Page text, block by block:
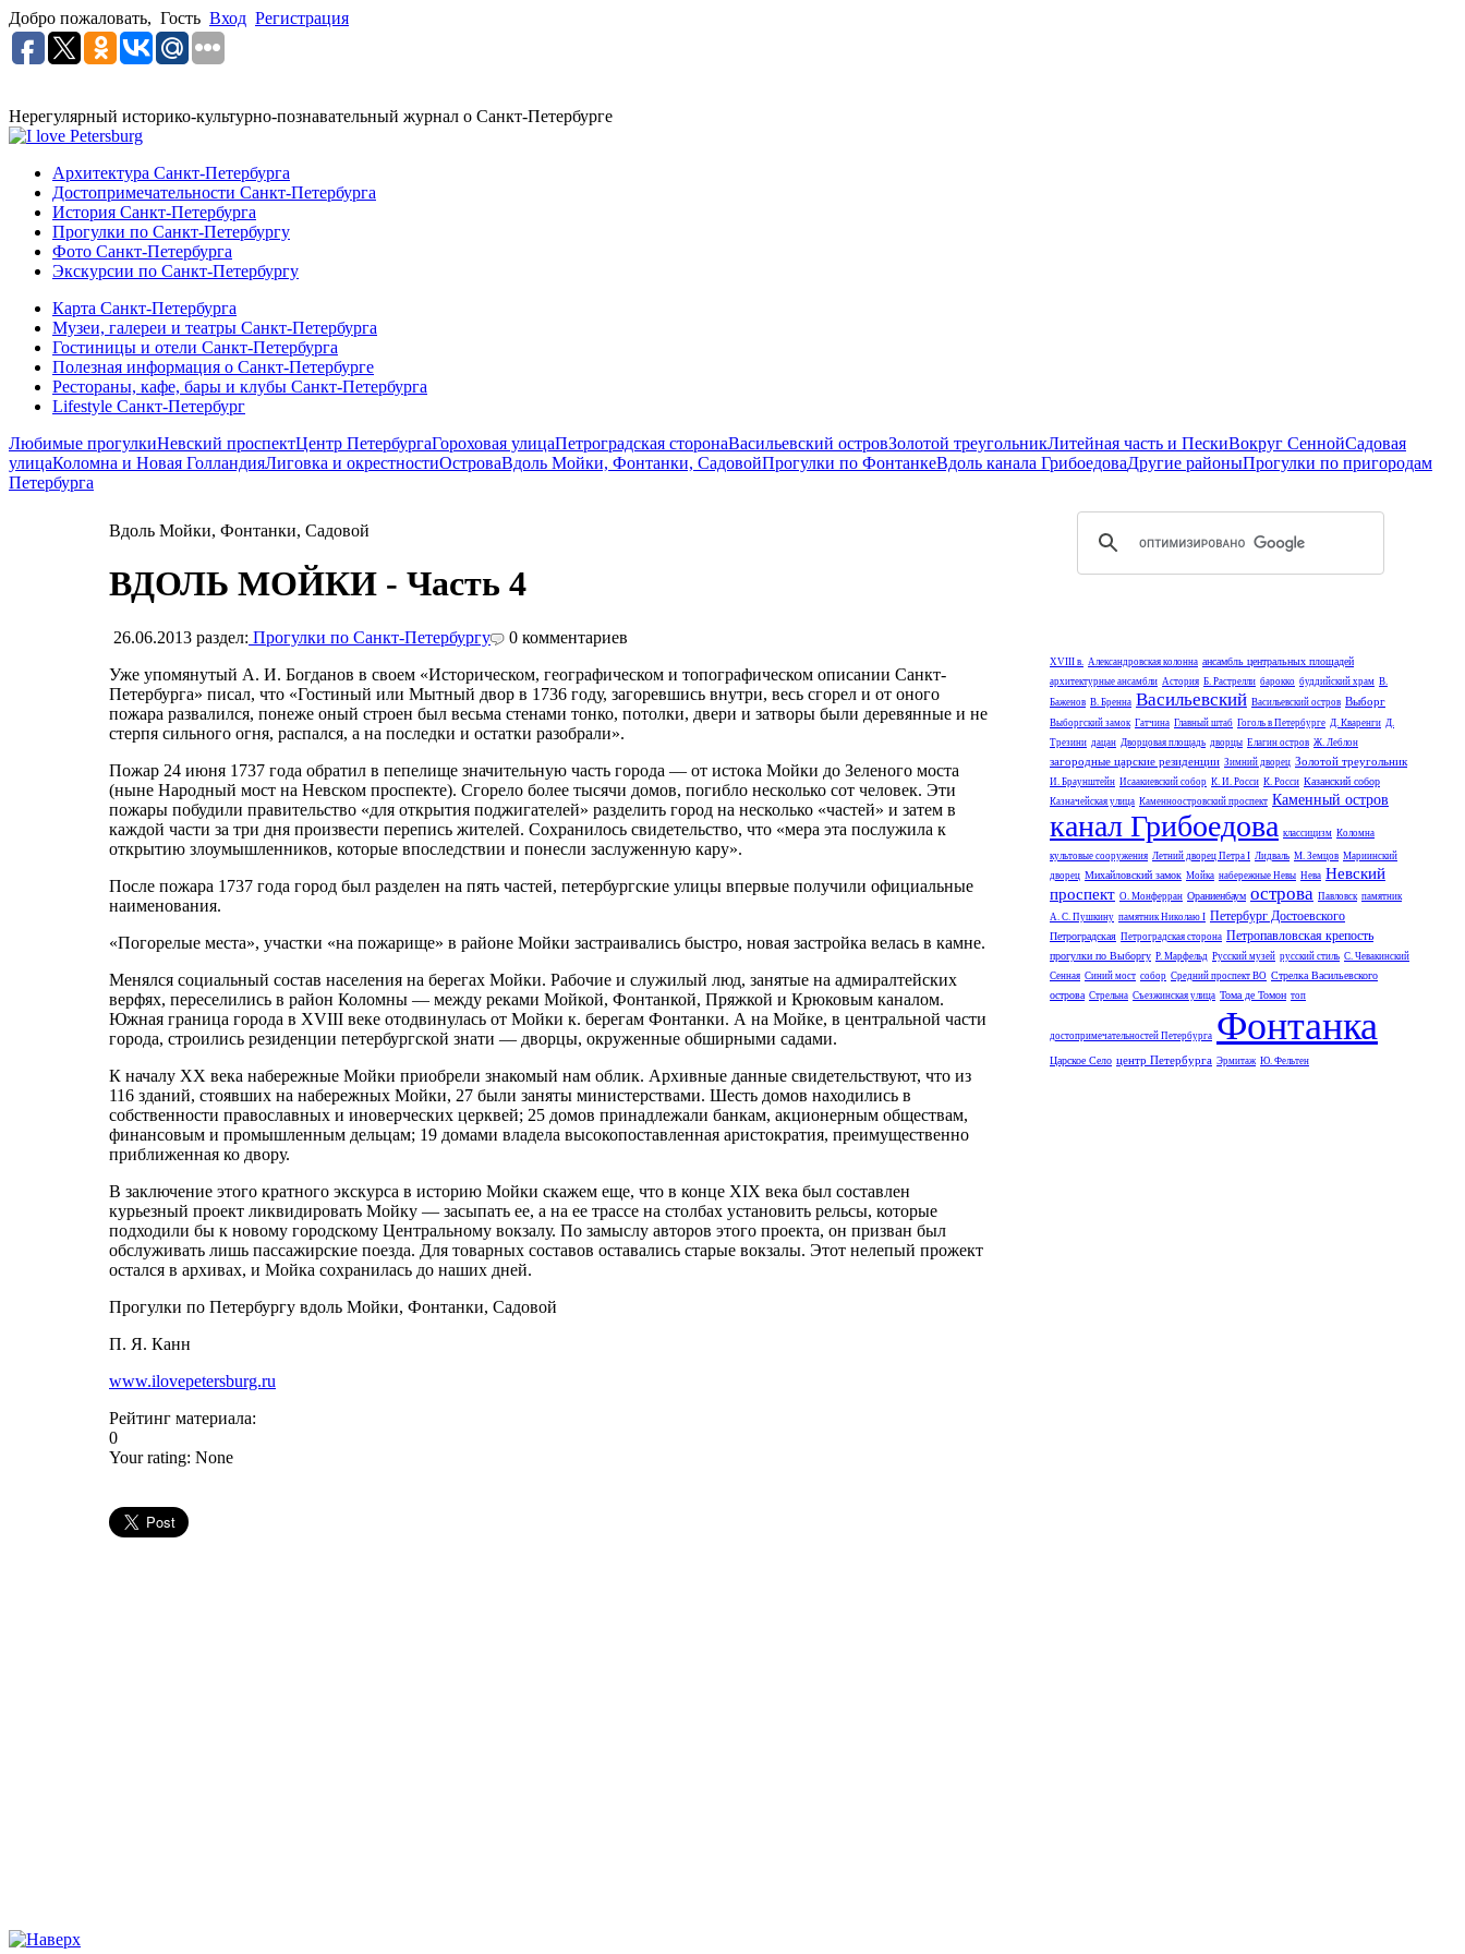
Добро пожаловать, Гость Вход Регистрация
Нерегулярный историко-культурно-познавательный журнал о Санкт-Петербурге
Архитектура Санкт-Петербурга
Достопримечательности Санкт-Петербурга
История Санкт-Петербурга
Прогулки по Санкт-Петербургу
Фото Санкт-Петербурга
Экскурсии по Санкт-Петербургу
Карта Санкт-Петербурга
Музеи, галереи и театры Санкт-Петербурга
Гостиницы и отели Санкт-Петербурга
Полезная информация о Санкт-Петербурге
Рестораны, кафе, бары и клубы Санкт-Петербурга
Lifestyle Санкт-Петербург
Любимые прогулкиНевский проспектЦентр ПетербургаГороховая улицаПетроградская сторонаВасильевский островЗолотой треугольникЛитейная часть и ПескиВокруг СеннойСадовая
улицаКоломна и Новая ГолландияЛиговка и окрестностиОстроваВдоль Мойки, Фонтанки, СадовойПрогулки по ФонтанкеВдоль канала ГрибоедоваДругие районыПрогулки по пригородам
Петербурга
Вдоль Мойки, Фонтанки, Садовой
ВДОЛЬ МОЙКИ - Часть 4
26.06.2013 раздел: Прогулки по Санкт-Петербургу 0 комментариев
Уже упомянутый А. И. Богданов в своем «Историческом, географическом и топографическом описании Санкт-
Петербурга» писал, что «Гостиный или Мытный двор в 1736 году, загоревшись внутри, весь сгорел и от оного
пожара развалился, понеже оный строен был весьма стенами тонко, потолки, двери и затворы были деревянные и не
стерпя сильного огня, распался, а на последки и остатки разобрали».
Пожар 24 июня 1737 года обратил в пепелище значительную часть города — от истока Мойки до Зеленого моста
(ныне Народный мост на Невском проспекте). Сгорело более тысячи домов, погибло несколько сот человек. Эти
пожары побудили правительство «для открытия поджигателей» разделить город на несколько «частей» и затем в
каждой части за три дня произвести перепись жителей. Сохранилось свидетельство, что «мера эта послужила к
открытию злоумышленников, которые впоследствии и понесли заслуженную кару».
После пожара 1737 года город был разделен на пять частей, петербургские улицы впервые получили официальные
наименования.
«Погорелые места», участки «на пожарище» в районе Мойки застраивались быстро, новая застройка велась в камне.
Менялся социальный состав населения на берегах Мойки. Рабочие и служилый люд, занятые на адмиралтейских
верфях, переселились в район Коломны — между реками Мойкой, Фонтанкой, Пряжкой и Крюковым каналом.
Южная граница города в XVIII веке отодвинулась от Мойки к. берегам Фонтанки. А на Мойке, в центральной части
города, строились резиденции петербургской знати — дворцы, окруженные обширными садами.
К началу XX века набережные Мойки приобрели знакомый нам облик. Архивные данные свидетельствуют, что из
116 зданий, стоявших на набережных Мойки, 27 были заняты министерствами. Шесть домов находились в
собственности православных и иноверческих церквей; 25 домов принадлежали банкам, акционерным обществам,
финансовым и промышленным дельцам; 19 домами владела высокопоставленная аристократия, преимущественно
приближенная ко двору.
В заключение этого кратного экскурса в историю Мойки скажем еще, что в конце XIX века был составлен
курьезный проект ликвидировать Мойку — засыпать ее, а на ее трассе на столбах установить рельсы, которые
подходили бы к новому городскому Центральному вокзалу. По замыслу авторов этого проекта, он призван был
обслуживать лишь пассажирские поезда. Для товарных составов оставались старые вокзалы. Этот нелепый прожект
остался в архивах, и Мойка сохранилась до наших дней.
Прогулки по Петербургу вдоль Мойки, Фонтанки, Садовой
П. Я. Канн
www.ilovepetersburg.ru
Рейтинг материала:
0
Your rating: None
XVIII в. Александровская колонна ансамбль центральных площадей
архитектурные ансамбли Астория Б. Растрелли барокко буддийский храм В.
Баженов В. Бренна Васильевский Васильевский остров Выборг
Выборгский замок Гатчина Главный штаб Гоголь в Петербурге Д. Кваренги Д.
Трезини дацан Дворцовая площадь дворцы Елагин остров Ж. Леблон
загородные царские резиденции Зимний дворец Золотой треугольник
И. Браунштейн Исаакиевский собор К. И. Росси К. Росси Казанский собор
Казначейская улица Каменноостровский проспект Каменный остров
канал Грибоедова классицизм Коломна
культовые сооружения Летний дворец Петра I Лидваль М. Земцов Мариинский
дворец Михайловский замок Мойка набережные Невы Нева Невский
проспект О. Монферран Ораниенбаум острова Павловск памятник
А. С. Пушкину памятник Николаю I Петербург Достоевского
Петроградская Петроградская сторона Петропавловская крепость
прогулки по Выборгу Р. Марфельд Русский музей русский стиль С. Чевакинский
Сенная Синий мост собор Средний проспект ВО Стрелка Васильевского
острова Стрельна Съезжинская улица Тома де Томон топ
достопримечательностей Петербурга Фонтанка
Царское Село центр Петербурга Эрмитаж Ю. Фельтен